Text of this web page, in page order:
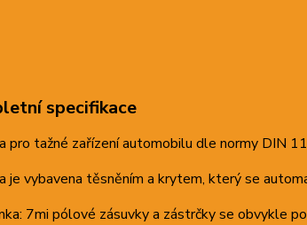
specifikace
pro tažné zařízení automobilu dle normy DIN
je vybavena těsněním a krytem, který se
7mi pólové zásuvky a zástrčky se obvykle